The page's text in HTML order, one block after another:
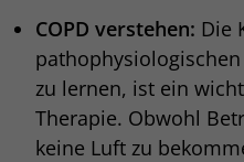
COPD verstehen: Die
zu lernen, ist ein
Therapie. Obwohl
keine Luft zu